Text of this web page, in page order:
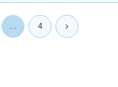
… 4 次